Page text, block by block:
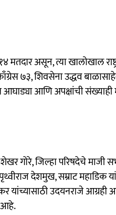
असून, त्या खालोखाल
७३, शिवसेना उद्धव
आणि अपक्षांची
गोरे, जिल्हा परिषदेचे माजी
देशमुख, सम्राट
यांच्यासाठी उदयनराजे आग्रही
आहे.